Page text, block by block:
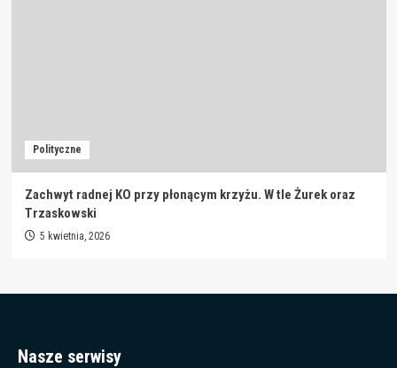
Polityczne
Zachwyt radnej KO przy płonącym krzyżu. W tle Żurek oraz
Trzaskowski
5 kwietnia, 2026
Nasze serwisy